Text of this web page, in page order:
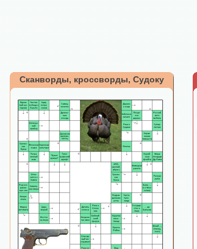
Сканворды, кроссворды, Судоку